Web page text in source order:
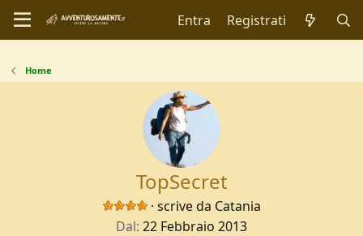
Entra Registrati
Home
TopSecret
· scrive da Catania
Dal 22 Febbraio 2013